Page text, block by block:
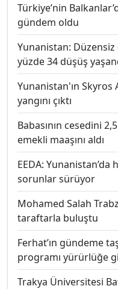
Türkiye’nin
gündem oldu
Yunanistan: Düzensiz
yüzde 34 düşüş
Yunanistan'ın Skyros
yangını çıktı
Babasının cesedini
emekli maaşını aldı
EEDA:
sorunlar sürüyor
Mohamed Salah
taraftarla buluştu
Ferhat’ın gündeme
programı yürürlüğe
Trakya Üniversitesi